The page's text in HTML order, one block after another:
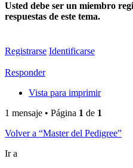
Usted debe ser un miembro
respuestas de este tema.
Registrarse Identificarse
Responder
Vista para imprimir
1 mensaje • Página 1 de 1
Volver a “Master del Pedigree”
Ir a